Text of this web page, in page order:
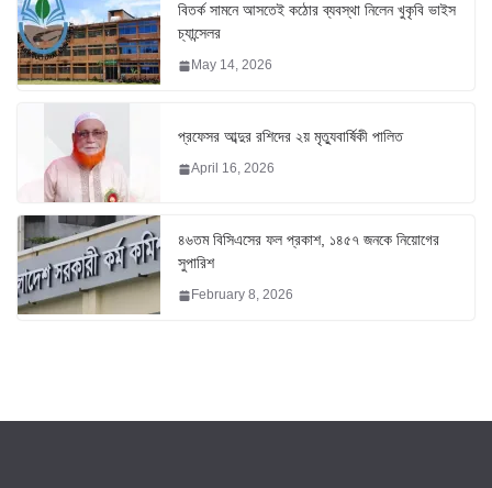
বিতর্ক সামনে আসতেই কঠোর ব্যবস্থা নিলেন খুকৃবি ভাইস
চ্যান্সেলর
May 14, 2026
প্রফেসর আব্দুর রশিদের ২য় মৃত্যুবার্ষিকী পালিত
April 16, 2026
৪৬তম বিসিএসের ফল প্রকাশ, ১৪৫৭ জনকে নিয়োগের
সুপারিশ
February 8, 2026